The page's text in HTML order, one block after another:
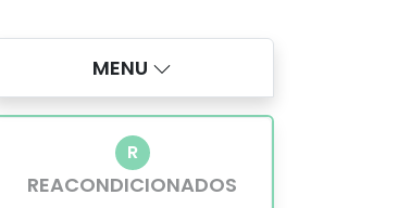
MENU
R
REACONDICIONADOS